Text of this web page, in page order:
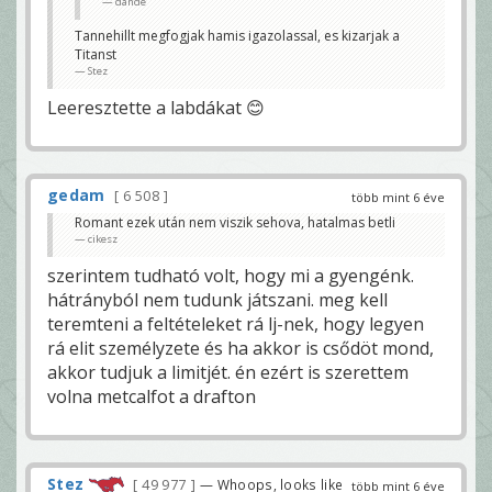
Tannehillt megfogjak hamis igazolassal, es kizarjak a
Titanst
Stez
Leeresztette a labdákat 😊
több mint 6 éve
gedam
6 508
Romant ezek után nem viszik sehova, hatalmas betli
cikesz
szerintem tudható volt, hogy mi a gyengénk.
hátrányból nem tudunk játszani. meg kell
teremteni a feltételeket rá lj-nek, hogy legyen
rá elit személyzete és ha akkor is csődöt mond,
akkor tudjuk a limitjét. én ezért is szerettem
volna metcalfot a drafton
több mint 6 éve
Stez 49 977 — Whoops, looks like